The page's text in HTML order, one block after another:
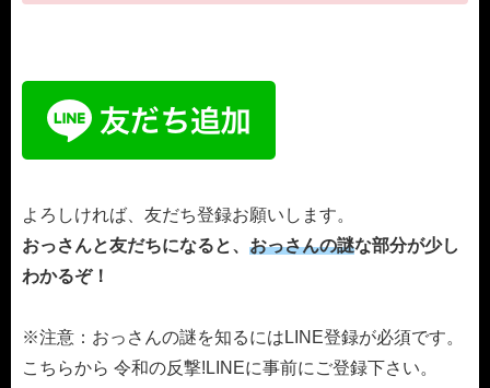
よろしければ、友だち登録お願いします。
おっさんと友だちになると、 おっさんの謎な部分が少し
わかるぞ！
※注意：おっさんの謎を知るにはLINE登録が必須です。
こちらから 令和の反撃!LINEに事前にご登録下さい。